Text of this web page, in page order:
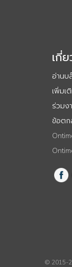
เกี่
อ่านบ
เพิ่มเ
ร่วมง
ข้อตก
© 2015-